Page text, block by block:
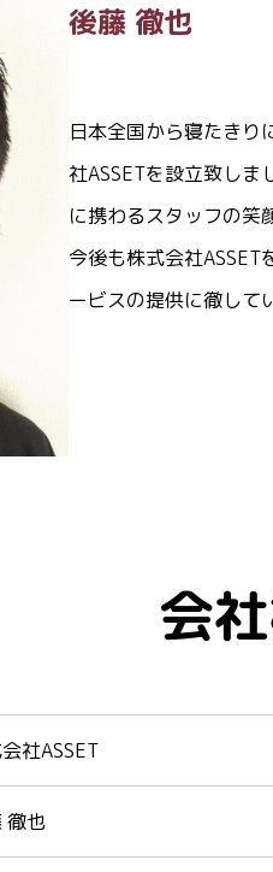
後藤 徹也
日本全国から寝たきり
社ASSETを設立致し
に携わるスタッフの笑
今後も株式会社
ービスの提供に徹して
会
社ASSET
徹也